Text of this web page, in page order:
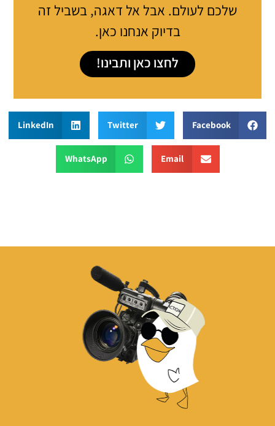
שלכם לעולם. אבל אל דאגה, בשביל זה
בדיוק אנחנו כאן.
לחצו כאן ותבינו!
Facebook
Twitter
LinkedIn
Email
WhatsApp